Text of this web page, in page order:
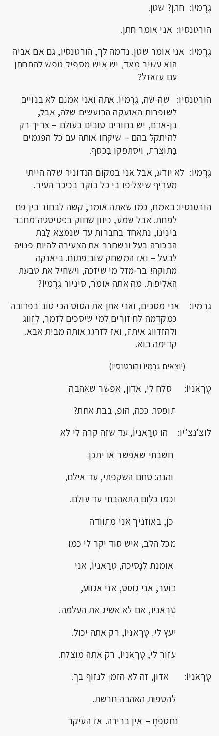
גְרֶמיוֹ: חתן? שטן.
הורטנסיו: אני אומר חתן.
גְרֶמיוֹ: אני אומר שטן. נדמה לך, הורטנסיו, גם אם אביה
הוא עשיר מאד, יש איש מספיק טפש להתחתן
עם עזאזל?
הורטנסיו: שה-שה, גְרֶמיוֹ. אתה ואני אמנם לא בנויים
לשופרות האזעקה הרועשים שלה, אבל,
בן-אדם, יש בחורים טובים בעולם – צריך רק
להיתקל בהם – שיקחו אותה עם כל הפגמים
בַּתוצרת, ויסתפקו בַּכסף.
גְרֶמיוֹ: לא יודע, אבל אני במקום הנדוניה שלה הייתי
מעדיף שיצליפו בי כל בוקר בכיכר העיר.
הורטנסיו: באמת, כמו שאתה אומר, קשה לבחור בין פח
לפחת. אבל שמע, כיוון שחוֹק בפטיסטה מחבר
בינינו, נתאחד בחברות עד שנמצא לַבת
הבכורה בעל ונשחרר את הצעירה להיות פנויה
לְבעל – ואז המשחק שוב פתוח. ביאנקה
מתוקה! בר-מזל מי שיזכה, וישחיל את טבעת
האליפות. מה אתה אומר, סיניור גְרֶמיוֹ?
גְרֶמיוֹ: אני מסכים, ואני אתן את הסוס הכי טוב בפדובה
כמקדמה לחיזורים למי שיסכים לזמר, לזווג
ולהזדווג איתה, ואז לזרגג אותה מבית אבא.
קדימה בוא.
(יוצאים גְרֶמיוֹ והורטנסיו)
טְרָאניוֹ: סלח לי, אדון, אפשר שאהבה
תופסת ככה, הופ, בבת אחת?
לוצ'נצ'יו: הו טְרָאניוֹ, עד שזה קרה לי לא
חשבתי שאפשר או יתכן.
והנה: סתם השקפתי, עֵד אילם,
וכמו כלום התאהבתי עד עולם.
כן, באוזניך אני מתוודה
מכל הלב, איש סוד יקר לי כמו
אומנת לִנְסיכה, טְרָאניוֹ, אני
בוער, אני גוסס, אני אגווע,
טְרָאניוֹ, אם לא אשיג את העלמה.
יעץ לי, טְרָאניוֹ, רק אתה יכול.
עזור לי, טְרָאניוֹ, רק אתה מוצלח.
טְרָאניוֹ: אדון, זה לא הזמן לנזוף בך.
להטפות האהבה חרשת.
נחטפְתָ – אין ברירה. אז העיקר